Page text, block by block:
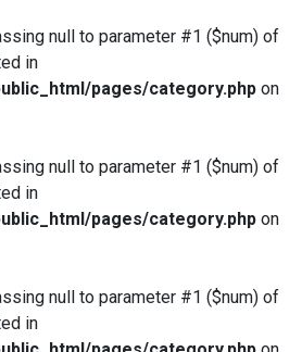
null to parameter #1 ($num) of
in
pages/category.php on
null to parameter #1 ($num) of
in
pages/category.php on
null to parameter #1 ($num) of
in